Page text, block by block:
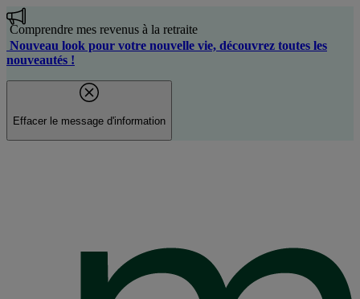
Aller
au
contenu
principal
Nouveau look pour votre nouvelle vie, découvrez toutes les
nouveautés !
Effacer le message d'information
Comprendre mes revenus à la retraite